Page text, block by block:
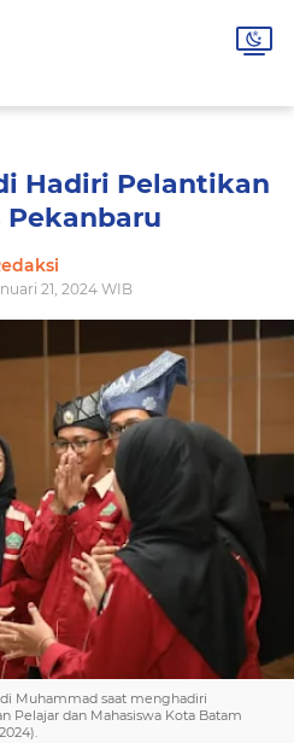
Hadiri Pelantikan
Pekanbaru
21, 2024 WIB
Muhammad saat menghadiri
Pelajar dan Mahasiswa Kota Batam